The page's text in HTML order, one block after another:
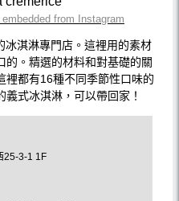
from Instagram
冰淇淋專門店。這裡用的素材
的。精選的材料和對基礎的關
裡都有16種不同季節性口味的
式冰淇淋，可以帶回家！
25-3-1 1F